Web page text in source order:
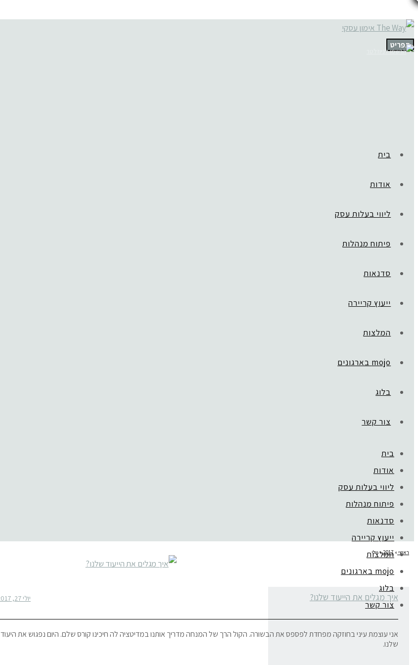
תפריט
בית
אודות
ליווי בעלות עסק
פיתוח מנהלות
סדנאות
ייעוץ קריירה
המלצות
mojo בארגונים
בלוג
צור קשר
בית
אודות
ליווי בעלות עסק
פיתוח מנהלות
סדנאות
ייעוץ קריירה
המלצות
mojo בארגונים
בלוג
צור קשר
ראשי »
2017
»יולי
איך מגלים את הייעוד שלנו? יולי 27, 2017
אני עוצמת עיני בחוזקה מפחדת לפספס את הבשורה. הקול הרך של המנחה מדריך אותנו במדיטציה לה חיכינו קורס שלם. היום נפגוש את היעוד
שלנו.